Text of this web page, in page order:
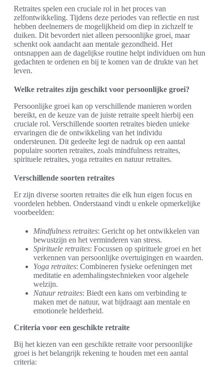
Retraites spelen een cruciale rol in het proces van
zelfontwikkeling. Tijdens deze periodes van reflectie en rust
hebben deelnemers de mogelijkheid om diep in zichzelf te
duiken. Dit bevordert niet alleen persoonlijke groei, maar
schenkt ook aandacht aan mentale gezondheid. Het
ontsnappen aan de dagelijkse routine helpt individuen om hun
gedachten te ordenen en bij te komen van de drukte van het
leven.
Welke retraites zijn geschikt voor persoonlijke groei?
Persoonlijke groei kan op verschillende manieren worden
bereikt, en de keuze van de juiste retraite speelt hierbij een
cruciale rol. Verschillende soorten retraites bieden unieke
ervaringen die de ontwikkeling van het individu
ondersteunen. Dit gedeelte legt de nadruk op een aantal
populaire soorten retraites, zoals mindfulness retraites,
spirituele retraites, yoga retraites en natuur retraites.
Verschillende soorten retraites
Er zijn diverse soorten retraites die elk hun eigen focus en
voordelen hebben. Onderstaand vindt u enkele opmerkelijke
voorbeelden:
Mindfulness retraites: Gericht op het ontwikkelen van
bewustzijn en het verminderen van stress.
Spirituele retraites: Focussen op spirituele groei en het
verkennen van persoonlijke overtuigingen en waarden.
Yoga retraites: Combineren fysieke oefeningen met
meditatie en ademhalingstechnieken voor algehele
welzijn.
Natuur retraites: Biedt een kans om verbinding te
maken met de natuur, wat bijdraagt aan mentale en
emotionele helderheid.
Criteria voor een geschikte retraite
Bij het kiezen van een geschikte retraite voor persoonlijke
groei is het belangrijk rekening te houden met een aantal
criteria: